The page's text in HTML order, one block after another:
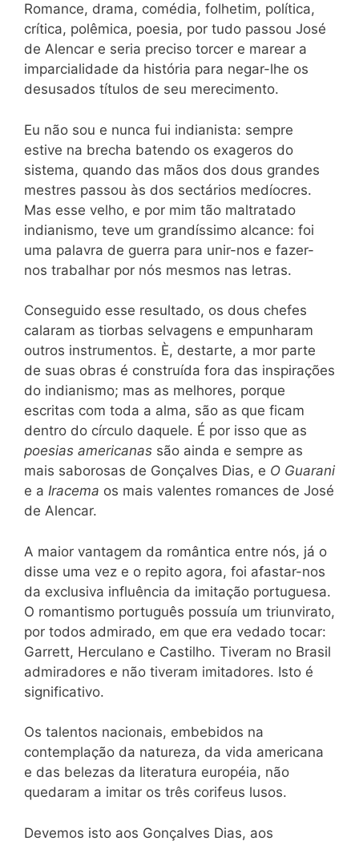
Romance, drama, comédia, folhetim, política,
crítica, polêmica, poesia, por tudo passou José
de Alencar e seria preciso torcer e marear a
imparcialidade da história para negar-lhe os
desusados títulos de seu merecimento.
Eu não sou e nunca fui indianista: sempre
estive na brecha batendo os exageros do
sistema, quando das mãos dos dous grandes
mestres passou às dos sectários medíocres.
Mas esse velho, e por mim tão maltratado
indianismo, teve um grandíssimo alcance: foi
uma palavra de guerra para unir-nos e fazer-
nos trabalhar por nós mesmos nas letras.
Conseguido esse resultado, os dous chefes
calaram as tiorbas selvagens e empunharam
outros instrumentos. È, destarte, a mor parte
de suas obras é construída fora das inspirações
do indianismo; mas as melhores, porque
escritas com toda a alma, são as que ficam
dentro do círculo daquele. É por isso que as
poesias americanas são ainda e sempre as
mais saborosas de Gonçalves Dias, e O Guarani
e a Iracema os mais valentes romances de José
de Alencar.
A maior vantagem da romântica entre nós, já o
disse uma vez e o repito agora, foi afastar-nos
da exclusiva influência da imitação portuguesa.
O romantismo português possuía um triunvirato,
por todos admirado, em que era vedado tocar:
Garrett, Herculano e Castilho. Tiveram no Brasil
admiradores e não tiveram imitadores. Isto é
significativo.
Os talentos nacionais, embebidos na
contemplação da natureza, da vida americana
e das belezas da literatura européia, não
quedaram a imitar os três corifeus lusos.
Devemos isto aos Gonçalves Dias, aos